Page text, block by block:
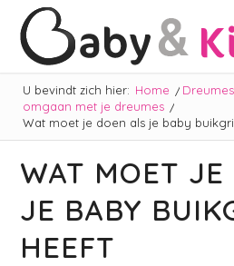
U bevindt zich hier: Home /
omgaan met je dreumes /
Wat moet je doen als je baby
WAT MOET JE
JE BABY
HEEFT